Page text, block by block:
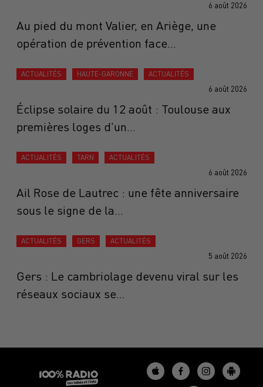
6 août 2026
Au pied du mont Valier, en Ariège, une
opération de prévention face...
ACTUALITÉS HAUTE-GARONNE ACTUALITÉS
6 août 2026
Éclipse solaire du 12 août : Toulouse aux
premières loges d'un...
ACTUALITÉS TARN ACTUALITÉS
6 août 2026
Ail Rose de Lautrec : une fête anniversaire
sous le signe de la...
ACTUALITÉS GERS ACTUALITÉS
5 août 2026
Gers : Le cambriolage devenu viral sur les
réseaux sociaux se...